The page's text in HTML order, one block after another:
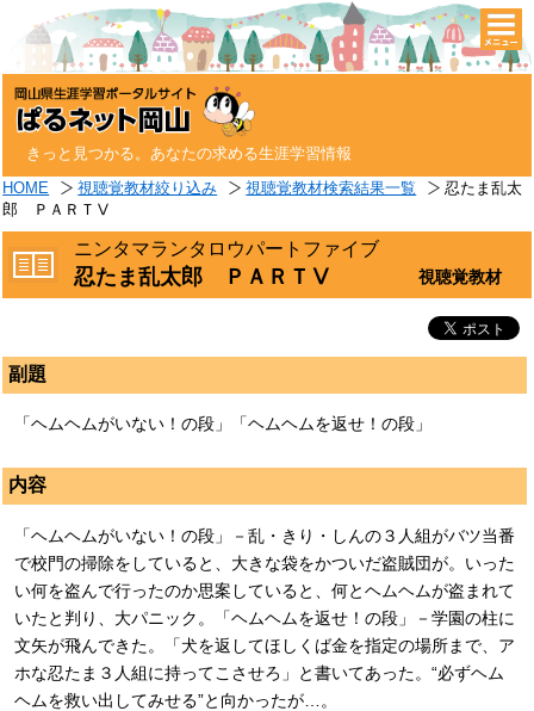
きっと見つかる。あなたの求める生涯学習情報
HOME 視聴覚教材絞り込み 視聴覚教材検索結果一覧
忍たま乱太
郎 ＰＡＲＴⅤ
ニンタマランタロウパートファイブ
忍たま乱太郎 ＰＡＲＴⅤ 視聴覚教材
副題
「ヘムヘムがいない！の段」「ヘムヘムを返せ！の段」
内容
「ヘムヘムがいない！の段」－乱・きり・しんの３人組がバツ当番
で校門の掃除をしていると、大きな袋をかついだ盗賊団が。いった
い何を盗んで行ったのか思案していると、何とヘムヘムが盗まれて
いたと判り、大パニック。「ヘムヘムを返せ！の段」－学園の柱に
文矢が飛んできた。「犬を返してほしくば金を指定の場所まで、ア
ホな忍たま３人組に持ってこさせろ」と書いてあった。“必ずヘム
ヘムを救い出してみせる”と向かったが…。